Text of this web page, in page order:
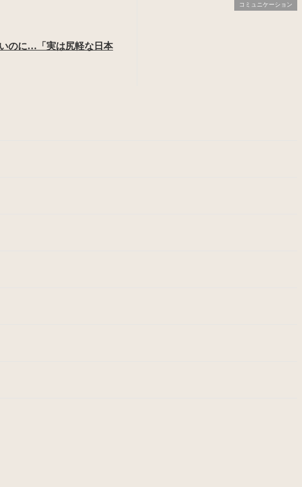
コミュニケーション
のに…「実は尻軽な日本